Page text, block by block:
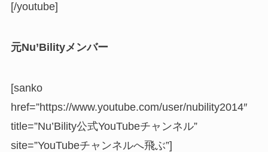
[/youtube]
元Nu’Bilityメンバー
[sanko
href=”https://www.youtube.com/user/nubility2014″
title=”Nu’Bility公式YouTubeチャンネル”
site=”YouTubeチャンネルへ飛ぶ”]